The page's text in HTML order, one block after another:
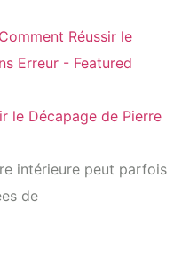
le Décapage de Pierre
intérieure peut parfois
de